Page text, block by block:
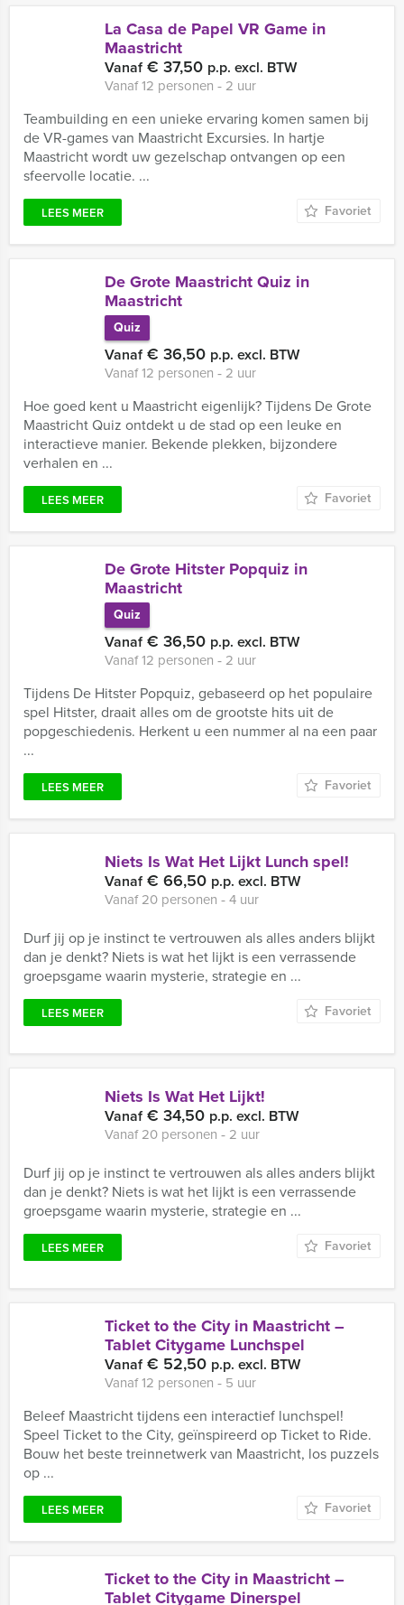
La Casa de Papel VR Game in
Maastricht
Vanaf€ 37,50 p.p. excl. BTW
Vanaf 12 personen ‐ 2 uur
Teambuilding en een unieke ervaring komen samen bij
de VR-games van Maastricht Excursies. In hartje
Maastricht wordt uw gezelschap ontvangen op een
sfeervolle locatie. ...
LEES MEER Favoriet
De Grote Maastricht Quiz in
Maastricht
Quiz
Vanaf€ 36,50 p.p. excl. BTW
Vanaf 12 personen ‐ 2 uur
Hoe goed kent u Maastricht eigenlijk? Tijdens De Grote
Maastricht Quiz ontdekt u de stad op een leuke en
interactieve manier. Bekende plekken, bijzondere
verhalen en ...
LEES MEER Favoriet
De Grote Hitster Popquiz in
Maastricht
Quiz
Vanaf€ 36,50 p.p. excl. BTW
Vanaf 12 personen ‐ 2 uur
Tijdens De Hitster Popquiz, gebaseerd op het populaire
spel Hitster, draait alles om de grootste hits uit de
popgeschiedenis. Herkent u een nummer al na een paar
...
LEES MEER Favoriet
Niets Is Wat Het Lijkt Lunch spel!
Vanaf€ 66,50 p.p. excl. BTW
Vanaf 20 personen ‐ 4 uur
Durf jij op je instinct te vertrouwen als alles anders blijkt
dan je denkt? Niets is wat het lijkt is een verrassende
groepsgame waarin mysterie, strategie en ...
LEES MEER Favoriet
Niets Is Wat Het Lijkt!
Vanaf€ 34,50 p.p. excl. BTW
Vanaf 20 personen ‐ 2 uur
Durf jij op je instinct te vertrouwen als alles anders blijkt
dan je denkt? Niets is wat het lijkt is een verrassende
groepsgame waarin mysterie, strategie en ...
LEES MEER Favoriet
Ticket to the City in Maastricht –
Tablet Citygame Lunchspel
Vanaf€ 52,50 p.p. excl. BTW
Vanaf 12 personen ‐ 5 uur
Beleef Maastricht tijdens een interactief lunchspel!
Speel Ticket to the City, geïnspireerd op Ticket to Ride.
Bouw het beste treinnetwerk van Maastricht, los puzzels
op ...
LEES MEER Favoriet
Ticket to the City in Maastricht –
Tablet Citygame Dinerspel